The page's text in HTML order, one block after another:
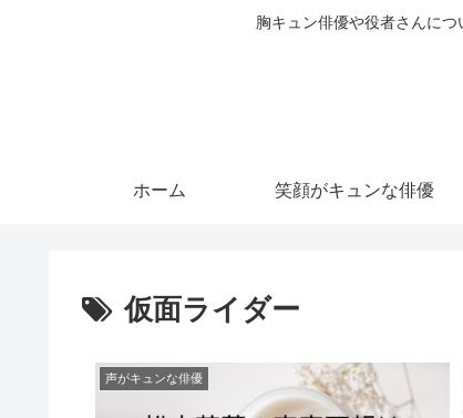
胸キュン俳優や役者さんに
ホーム 笑顔がキュンな俳優
仮面ライダー
声がキュンな俳優